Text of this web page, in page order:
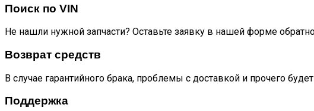
Поиск по VIN
Не нашли нужной запчасти? Оставьте заявку в нашей форме
Возврат средств
В случае гарантийного брака, проблемы с доставкой и прочего
Поддержка